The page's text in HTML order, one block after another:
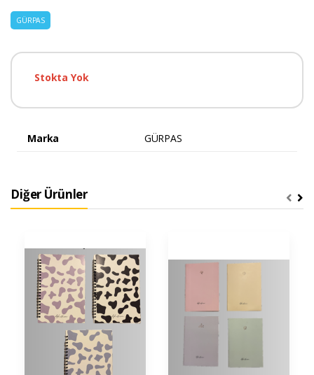
GÜRPAS
Stokta Yok
Marka GÜRPAS
Diğer Ürünler